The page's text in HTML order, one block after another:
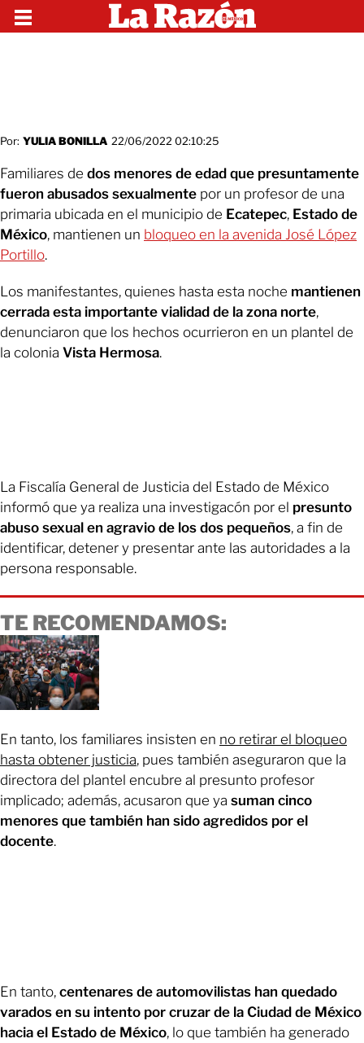
Por: YULIA BONILLA 22/06/2022 02:10:25
Familiares de dos menores de edad que presuntamente
fueron abusados sexualmente por un profesor de una
primaria ubicada en el municipio de Ecatepec, Estado de
México, mantienen un bloqueo en la avenida José López
Portillo.
Los manifestantes, quienes hasta esta noche mantienen
cerrada esta importante vialidad de la zona norte,
denunciaron que los hechos ocurrieron en un plantel de
la colonia Vista Hermosa.
La Fiscalía General de Justicia del Estado de México
informó que ya realiza una investigacón por el presunto
abuso sexual en agravio de los dos pequeños, a fin de
identificar, detener y presentar ante las autoridades a la
persona responsable.
TE RECOMENDAMOS:
En tanto, los familiares insisten en no retirar el bloqueo
hasta obtener justicia, pues también aseguraron que la
directora del plantel encubre al presunto profesor
implicado; además, acusaron que ya suman cinco
menores que también han sido agredidos por el
docente.
En tanto, centenares de automovilistas han quedado
varados en su intento por cruzar de la Ciudad de México
hacia el Estado de México, lo que también ha generado